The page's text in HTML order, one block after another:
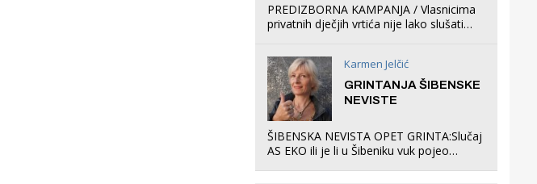
PREDIZBORNA KAMPANJA / Vlasnicima
privatnih dječjih vrtića nije lako slušati
što oni rade u Šibeniku ne postoji
Karmen Jelčić
GRINTANJA ŠIBENSKE
NEVISTE
ŠIBENSKA NEVISTA OPET GRINTA:Slučaj
AS EKO ili je li u Šibeniku vuk pojeo